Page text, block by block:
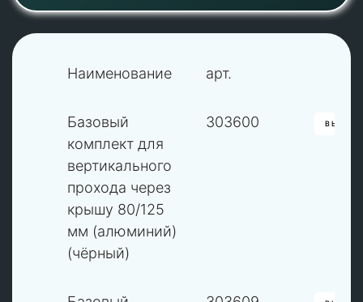
Наименование арт.
Базовый
комплект для
вертикального
прохода через
крышу 80/125
мм (алюминий)
(чёрный)
303600